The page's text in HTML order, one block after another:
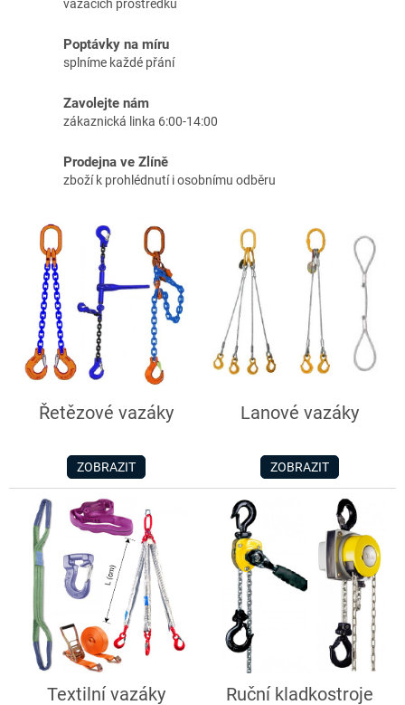
vázacích prostředků
Poptávky na míru
splníme každé přání
Zavolejte nám
zákaznická linka 6:00-14:00
Prodejna ve Zlíně
zboží k prohlédnutí i osobnímu odběru
Řetězové vazáky
ZOBRAZIT
Lanové vazáky
ZOBRAZIT
Textilní vazáky Ruční kladkostroje